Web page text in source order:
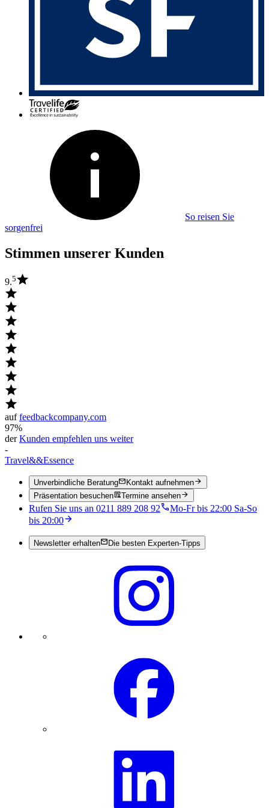
So reisen Sie
sorgenfrei
Stimmen unserer Kunden
9.5
auffeedbackcompany.com
97%
derKunden empfehlen uns weiter
-
Travel&&Essence
Unverbindliche Beratung
Kontakt aufnehmen
Präsentation besuchen
Termine ansehen
Rufen Sie uns an 0211 889 208 92
Mo-Fr bis 22:00 Sa-So
bis 20:00
Newsletter erhalten Die besten Experten-Tipps